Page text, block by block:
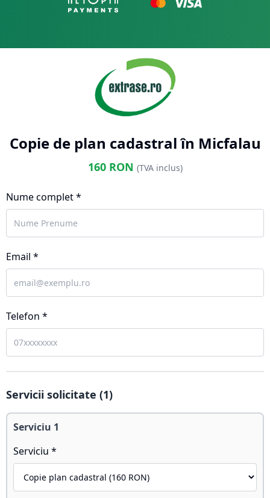
Copie de plan cadastral în Micfalau
160RON (TVA inclus)
Nume complet *
Email *
Telefon *
Servicii solicitate (1)
Serviciu 1
Serviciu *